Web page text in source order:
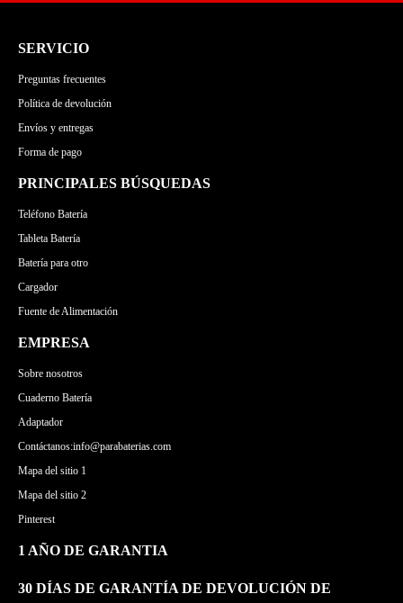
SERVICIO
Preguntas frecuentes
Política de devolución
Envíos y entregas
Forma de pago
PRINCIPALES BÚSQUEDAS
Teléfono Batería
Tableta Batería
Batería para otro
Cargador
Fuente de Alimentación
EMPRESA
Sobre nosotros
Cuaderno Batería
Adaptador
Contáctanos:info@parabaterias.com
Mapa del sitio 1
Mapa del sitio 2
Pinterest
1 AÑO DE GARANTIA
30 DÍAS DE GARANTÍA DE DEVOLUCIÓN DE